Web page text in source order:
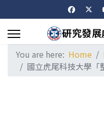
You are here: Home
國立虎尾科技大學「